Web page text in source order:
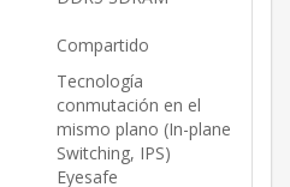
Compartido
Tecnología
conmutación en el
mismo plano (In-plane
Switching, IPS)
Eyesafe